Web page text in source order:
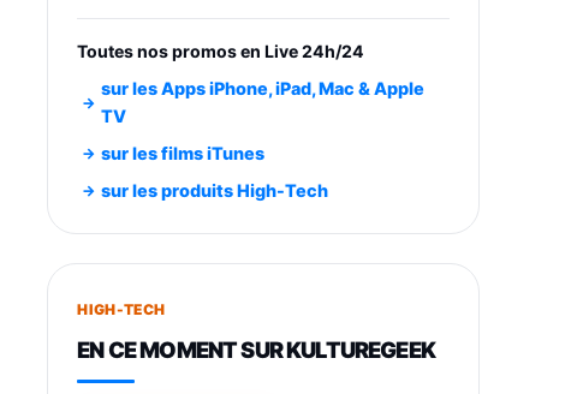
Smartphone SAMSUNG Galaxy
Smartphone SAMSUNG Galaxy
S26+ Violet 256Go
749,99€1240,43€Fnac (Vendeur Tiers)
648,63€
Toutes nos promos en Live 24h/24
sur les Apps iPhone, iPad, Mac & Apple
TV
sur les films iTunes
sur les produits High-Tech
HIGH-TECH
EN CE MOMENT SUR KULTUREGEEK